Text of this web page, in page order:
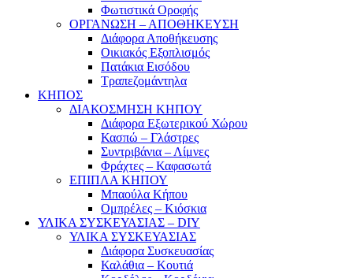
Φωτιστικά Οροφής
ΟΡΓΑΝΩΣΗ – ΑΠΟΘΗΚΕΥΣΗ
Διάφορα Αποθήκευσης
Οικιακός Εξοπλισμός
Πατάκια Εισόδου
Τραπεζομάντηλα
ΚΗΠΟΣ
ΔΙΑΚΟΣΜΗΣΗ ΚΗΠΟΥ
Διάφορα Εξωτερικού Χώρου
Κασπώ – Γλάστρες
Συντριβάνια – Λίμνες
Φράχτες – Καφασωτά
ΕΠΙΠΛΑ ΚΗΠΟΥ
Μπαούλα Κήπου
Ομπρέλες – Κιόσκια
ΥΛΙΚΑ ΣΥΣΚΕΥΑΣΙΑΣ – DIY
ΥΛΙΚΑ ΣΥΣΚΕΥΑΣΙΑΣ
Διάφορα Συσκευασίας
Καλάθια – Κουτιά